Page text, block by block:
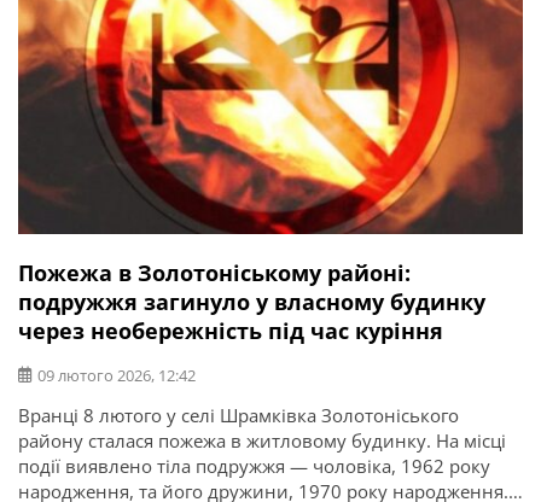
Пожежа в Золотоніському районі:
подружжя загинуло у власному будинку
через необережність під час куріння
09 лютого 2026, 12:42
Вранці 8 лютого у селі Шрамківка Золотоніського
району сталася пожежа в житловому будинку. На місці
події виявлено тіла подружжя — чоловіка, 1962 року
народження, та його дружини, 1970 року народження.